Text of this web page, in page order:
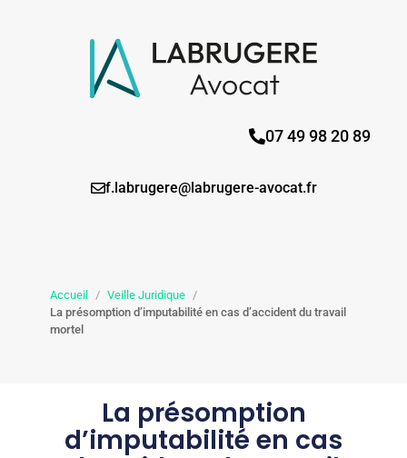
07 49 98 20 89
f.labrugere@labrugere-avocat.fr
Accueil / Veille Juridique /
La présomption d’imputabilité en cas d’accident du travail
mortel
La présomption
d’imputabilité en cas